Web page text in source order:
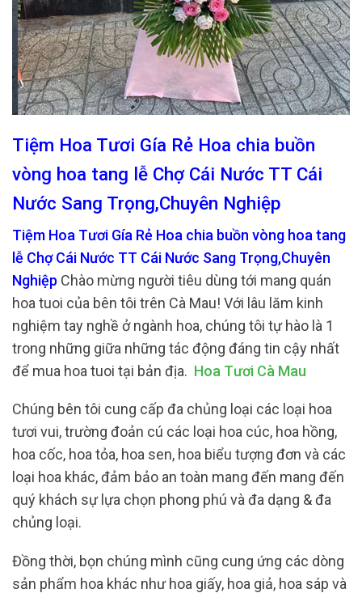
Tiệm Hoa Tươi Gía Rẻ Hoa chia buồn
vòng hoa tang lễ Chợ Cái Nước TT Cái
Nước Sang Trọng,Chuyên Nghiệp
Tiệm Hoa Tươi Gía Rẻ Hoa chia buồn vòng hoa tang
lễ Chợ Cái Nước TT Cái Nước Sang Trọng,Chuyên
Nghiệp Chào mừng người tiêu dùng tới mang quán
hoa tuoi của bên tôi trên Cà Mau! Với lâu lăm kinh
nghiệm tay nghề ở ngành hoa, chúng tôi tự hào là 1
trong những giữa những tác động đáng tin cậy nhất
để mua hoa tuoi tại bản địa. Hoa Tươi Cà Mau
Chúng bên tôi cung cấp đa chủng loại các loại hoa
tươi vui, trường đoản cú các loại hoa cúc, hoa hồng,
hoa cốc, hoa tỏa, hoa sen, hoa biểu tượng đơn và các
loại hoa khác, đảm bảo an toàn mang đến mang đến
quý khách sự lựa chọn phong phú và đa dạng & đa
chủng loại.
Đồng thời, bọn chúng mình cũng cung ứng các dòng
sản phẩm hoa khác như hoa giấy, hoa giả, hoa sáp và